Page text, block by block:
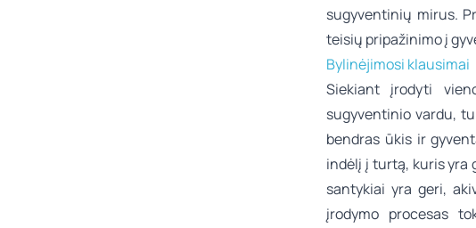
sugyventinių mirus.
teisių pripažinimo į
Bylinėjimosi klausimai
Siekiant įrodyti
sugyventinio vardu,
bendras ūkis ir
indėlį į turtą, kuris yra
santykiai yra geri,
įrodymo procesas